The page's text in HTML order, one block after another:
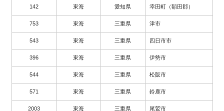
142 東海 愛知県 幸田町（額田郡）
753 東海 三重県 津市
543 東海 三重県 四日市市
396 東海 三重県 伊勢市
544 東海 三重県 松阪市
571 東海 三重県 鈴鹿市
2003 東海 三重県 尾鷲市